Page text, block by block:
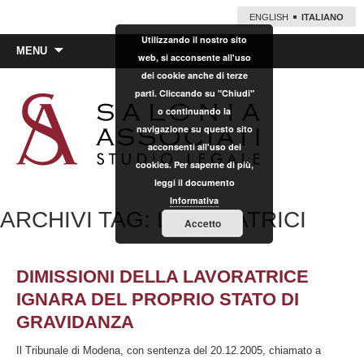
ENGLISH ITALIANO
MENU
ARCHIVI TAG: LAVORATRICI
DIMISSIONI DELLA LAVORATRICE
IGNARA DEL PROPRIO STATO DI
GRAVIDANZA
Il Tribunale di Modena, con sentenza del 20.12.2005, chiamato a
Utilizzando il nostro sito
web, si acconsente all'uso
dei cookie anche di terze
parti. Cliccando su "Chiudi"
o continuando la
navigazione su questo sito
acconsenti all'uso dei
cookies. Per saperne di più,
leggi il documento
Informativa
Accetto